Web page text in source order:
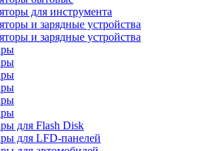
для инструмента
и зарядные устройства
и зарядные устройства
для Flash Disk
для LFD-панелей